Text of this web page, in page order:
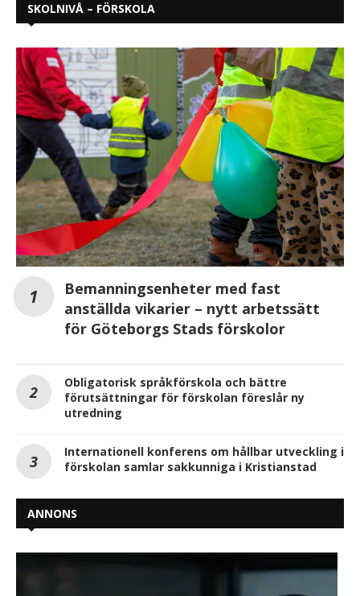
SKOLNIVÅ – FÖRSKOLA
Bemanningsenheter med fast
anställda vikarier – nytt arbetssätt
för Göteborgs Stads förskolor
Obligatorisk språkförskola och bättre
förutsättningar för förskolan föreslår ny
utredning
Internationell konferens om hållbar utveckling i
förskolan samlar sakkunniga i Kristianstad
ANNONS